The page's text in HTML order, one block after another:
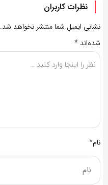
نظرات کاربران
نشانی ایمیل شما منتشر نخواهد شد.
شده‌اند *
نام*